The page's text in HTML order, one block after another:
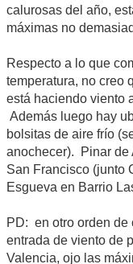
calurosas del año,
máximas no
Respecto a lo que
temperatura, no creo
está haciendo viento
Además luego hay
bolsitas de aire frío
anochecer). Pinar de
San Francisco (junto
Esgueva en Barrio
PD: en otro orden de
entrada de viento de
Valencia, ojo las